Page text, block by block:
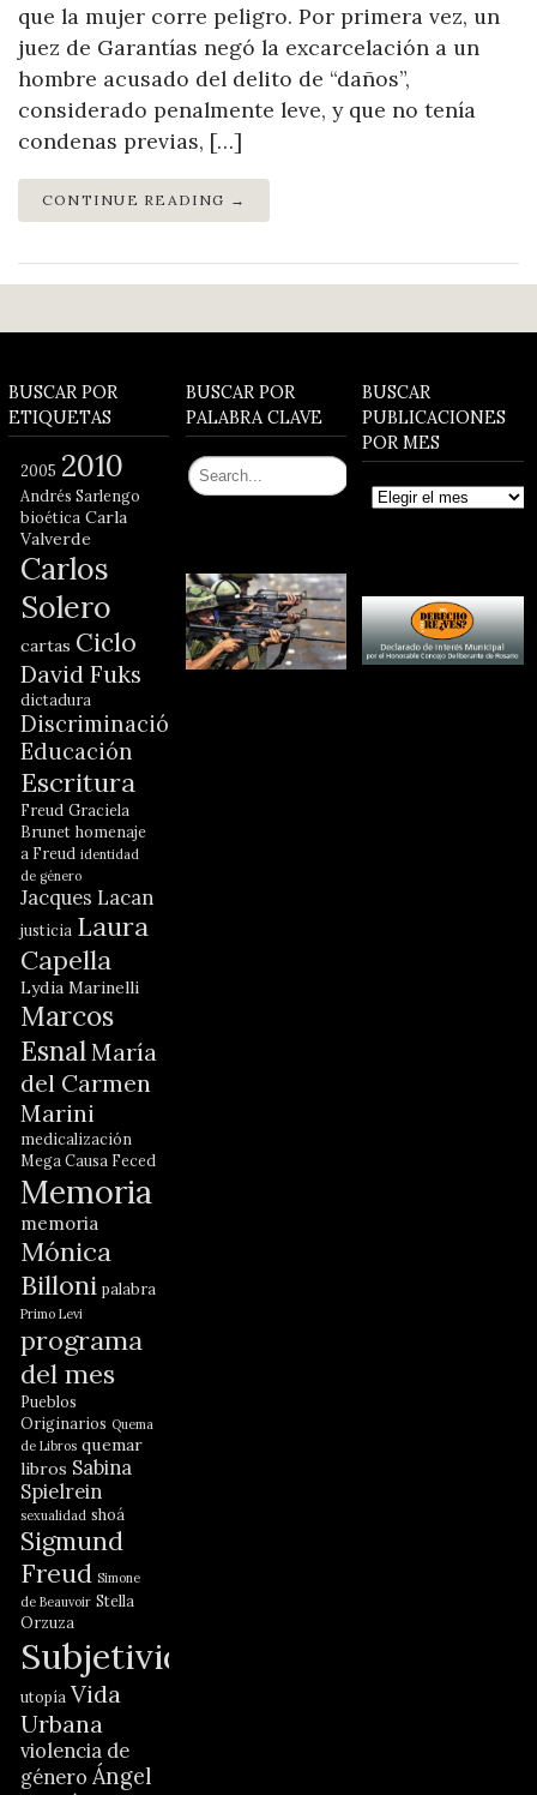
que la mujer corre peligro. Por primera vez, un
juez de Garantías negó la excarcelación a un
hombre acusado del delito de “daños”,
considerado penalmente leve, y que no tenía
condenas previas, […]
CONTINUE READING →
BUSCAR POR
ETIQUETAS
2005 2010
Andrés Sarlengo
bioética Carla
Valverde
Carlos
Solero
cartas Ciclo
David Fuks
dictadura
Discriminación
Educación
Escritura
Freud Graciela
Brunet homenaje
a Freud identidad
de género
Jacques Lacan
justicia Laura
Capella
Lydia Marinelli
Marcos
EsnalMaría
del Carmen
Marini
medicalización
Mega Causa Feced
Memoria
memoria
Mónica
Billoni palabra
Primo Levi
programa
del mes
Pueblos
Originarios Quema
de Libros quemar
libros Sabina
Spielrein
sexualidad shoá
Sigmund
Freud Simone
de Beauvoir Stella
Orzuza
Subjetividad
utopía Vida
Urbana
violencia de
género Ángel
BUSCAR POR
PALABRA CLAVE
BUSCAR
PUBLICACIONES
POR MES
Buscar
publicaciones